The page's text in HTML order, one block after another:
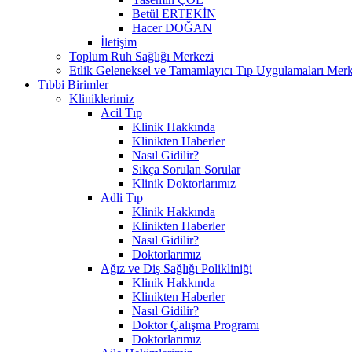
Betül ERTEKİN
Hacer DOĞAN
İletişim
Toplum Ruh Sağlığı Merkezi
Etlik Geleneksel ve Tamamlayıcı Tıp Uygulamaları
Tıbbi Birimler
Kliniklerimiz
Acil Tıp
Klinik Hakkında
Klinikten Haberler
Nasıl Gidilir?
Sıkça Sorulan Sorular
Klinik Doktorlarımız
Adli Tıp
Klinik Hakkında
Klinikten Haberler
Nasıl Gidilir?
Doktorlarımız
Ağız ve Diş Sağlığı Polikliniği
Klinik Hakkında
Klinikten Haberler
Nasıl Gidilir?
Doktor Çalışma Programı
Doktorlarımız